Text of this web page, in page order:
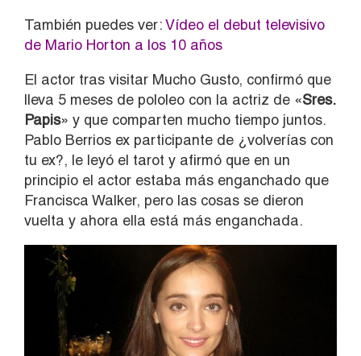
También puedes ver:Vídeo el debut televisivo
de Mario Horton a los 10 años
El actor tras visitar Mucho Gusto, confirmó que
lleva 5 meses de pololeo con la actriz de «Sres.
Papis» y que comparten mucho tiempo juntos.
Pablo Berrios ex participante de ¿volverías con
tu ex?, le leyó el tarot y afirmó que en un
principio el actor estaba más enganchado que
Francisca Walker, pero las cosas se dieron
vuelta y ahora ella está más enganchada.